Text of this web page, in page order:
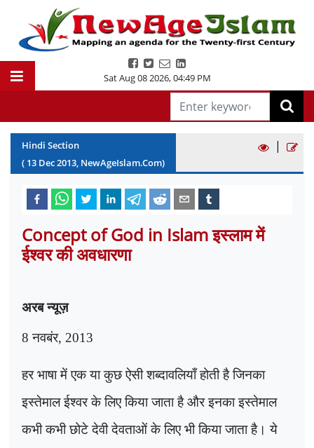
Sat Aug 08 2026,04:49 PM
Hindi Section
( 13 Dec2013, NewAgeIslam.Com)
|
Concept of God in Islam इस्लाम में
ईश्वर की अवधारणा
अरब न्यूज़
8 नवबंर, 2013
हर भाषा में एक या कुछ ऐसी शब्दावलियाँ होती है जिनका
इस्तेमाल ईश्वर के लिए किया जाता है और इनका इस्तेमाल
कभी कभी छोटे देवी देवताओं के लिए भी किया जाता है। ये